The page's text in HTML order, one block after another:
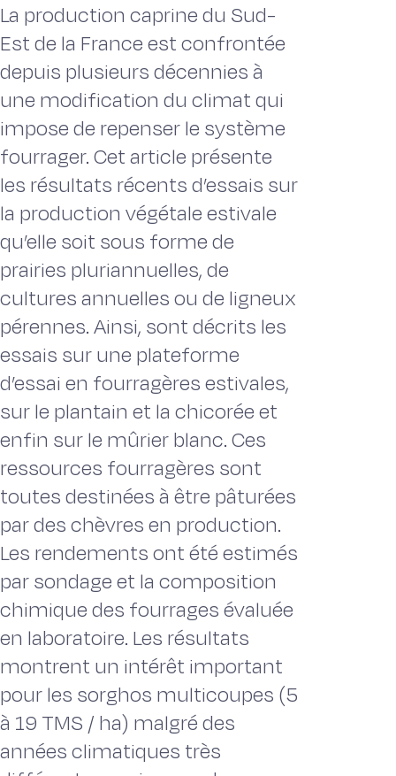
La production caprine du Sud-
Est de la France est confrontée
depuis plusieurs décennies à
une modification du climat qui
impose de repenser le système
fourrager. Cet article présente
les résultats récents d’essais sur
la production végétale estivale
qu’elle soit sous forme de
prairies pluriannuelles, de
cultures annuelles ou de ligneux
pérennes. Ainsi, sont décrits les
essais sur une plateforme
d’essai en fourragères estivales,
sur le plantain et la chicorée et
enfin sur le mûrier blanc. Ces
ressources fourragères sont
toutes destinées à être pâturées
par des chèvres en production.
Les rendements ont été estimés
par sondage et la composition
chimique des fourrages évaluée
en laboratoire. Les résultats
montrent un intérêt important
pour les sorghos multicoupes (5
à 19 TMS / ha) malgré des
années climatiques très